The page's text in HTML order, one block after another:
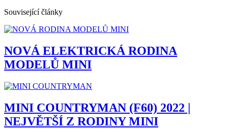
Související články
NOVÁ ELEKTRICKÁ RODINA
MODELŮ MINI
MINI COUNTRYMAN (F60) 2022 |
NEJVĚTŠÍ Z RODINY MINI